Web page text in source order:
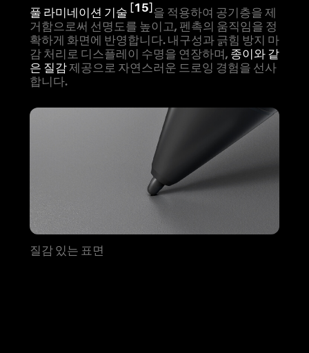
풀 라미네이션 기술 [15] 을 적용하여 공기층을 제
거함으로써 선명도를 높이고, 펜촉의 움직임을 정
확하게 화면에 반영합니다. 내구성과 긁힘 방지 마
감 처리로 디스플레이 수명을 연장하며, 종이와 같
은 질감제공으로 자연스러운 드로잉 경험을 선사
합니다.
질감 있는 표면